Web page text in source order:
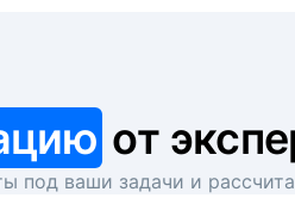
от
под ваши задачи и